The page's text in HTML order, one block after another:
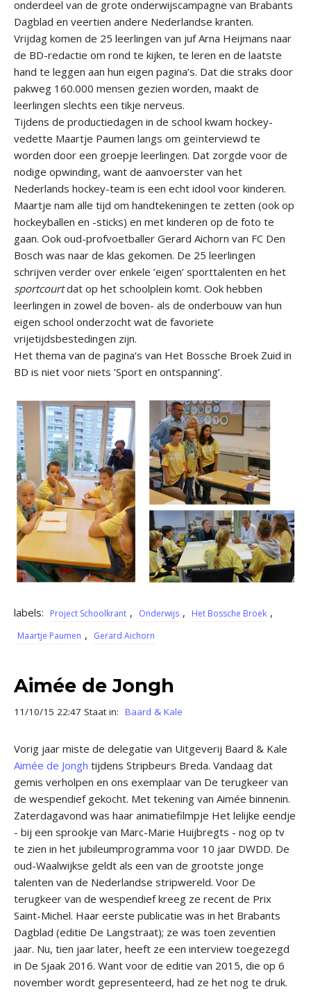
onderdeel van de grote onderwijscampagne van Brabants
Dagblad en veertien andere Nederlandse kranten.
Vrijdag komen de 25 leerlingen van juf Arna Heijmans naar
de BD-redactie om rond te kijken, te leren en de laatste
hand te leggen aan hun eigen pagina’s. Dat die straks door
pakweg 160.000 mensen gezien worden, maakt de
leerlingen slechts een tikje nerveus.
Tijdens de productiedagen in de school kwam hockey-
vedette Maartje Paumen langs om geïnterviewd te
worden door een groepje leerlingen. Dat zorgde voor de
nodige opwinding, want de aanvoerster van het
Nederlands hockey-team is een echt idool voor kinderen.
Maartje nam alle tijd om handtekeningen te zetten (ook op
hockeyballen en -sticks) en met kinderen op de foto te
gaan. Ook oud-profvoetballer Gerard Aichorn van FC Den
Bosch was naar de klas gekomen. De 25 leerlingen
schrijven verder over enkele ’eigen’ sporttalenten en het
sportcourtdat op het schoolplein komt. Ook hebben
leerlingen in zowel de boven- als de onderbouw van hun
eigen school onderzocht wat de favoriete
vrijetijdsbestedingen zijn.
Het thema van de pagina’s van Het Bossche Broek Zuid in
BD is niet voor niets ’Sport en ontspanning’.
labels: Project Schoolkrant , Onderwijs , Het Bossche Broek ,
Maartje Paumen , Gerard Aichorn
Aimée de Jongh
11/10/15 22:47 Staat in: Baard & Kale
Vorig jaar miste de delegatie van Uitgeverij Baard & Kale
Aimée de Jongh tijdens Stripbeurs Breda. Vandaag dat
gemis verholpen en ons exemplaar van De terugkeer van
de wespendief gekocht. Met tekening van Aimée binnenin.
Zaterdagavond was haar animatiefilmpje Het lelijke eendje
- bij een sprookje van Marc-Marie Huijbregts - nog op tv
te zien in het jubileumprogramma voor 10 jaar DWDD. De
oud-Waalwijkse geldt als een van de grootste jonge
talenten van de Nederlandse stripwereld. Voor De
terugkeer van de wespendief kreeg ze recent de Prix
Saint-Michel. Haar eerste publicatie was in het Brabants
Dagblad (editie De Langstraat); ze was toen zeventien
jaar. Nu, tien jaar later, heeft ze een interview toegezegd
in De Sjaak 2016. Want voor de editie van 2015, die op 6
november wordt gepresenteerd, had ze het nog te druk.